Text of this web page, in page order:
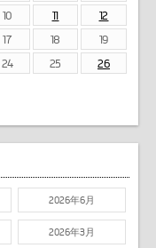
10 11
12
17 18
19
24 25
26
2026年6月
2026年3月